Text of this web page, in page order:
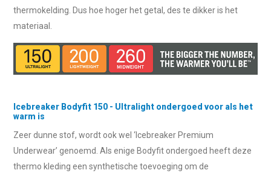
thermokelding. Dus hoe hoger het getal, des te dikker is het
materiaal.
Icebreaker Bodyfit 150 - Ultralight ondergoed voor als het
warm is
Zeer dunne stof, wordt ook wel ‘Icebreaker Premium
Underwear’ genoemd. Als enige Bodyfit ondergoed heeft deze
thermo kleding een synthetische toevoeging om de